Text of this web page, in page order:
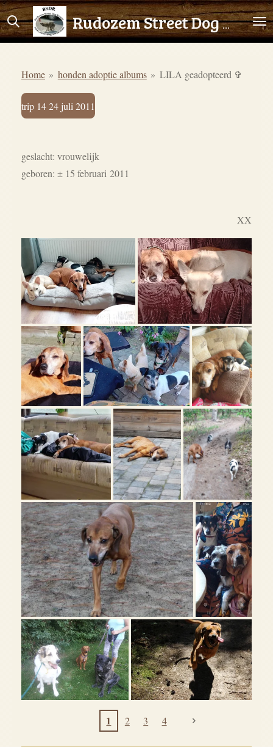
Ga
direct
hoofdinhoud
Rudozem Street Dog Rescue
Home » honden adoptie albums » LILA geadopteerd ✞
trip 14 24 juli 2011
geslacht: vrouwelijk
geboren: ± 15 februari 2011
XX
1 2 3 4